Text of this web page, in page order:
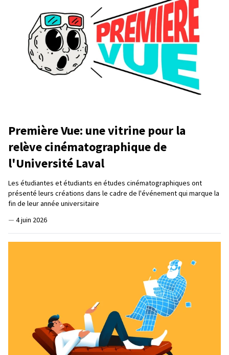
Première Vue: une vitrine pour la
relève cinématographique de
l'Université Laval
Les étudiantes et étudiants en études cinématographiques ont
présenté leurs créations dans le cadre de l'événement qui marque la
fin de leur année universitaire
— 4 juin 2026